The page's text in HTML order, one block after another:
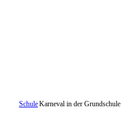
SchuleKarneval in der Grundschule